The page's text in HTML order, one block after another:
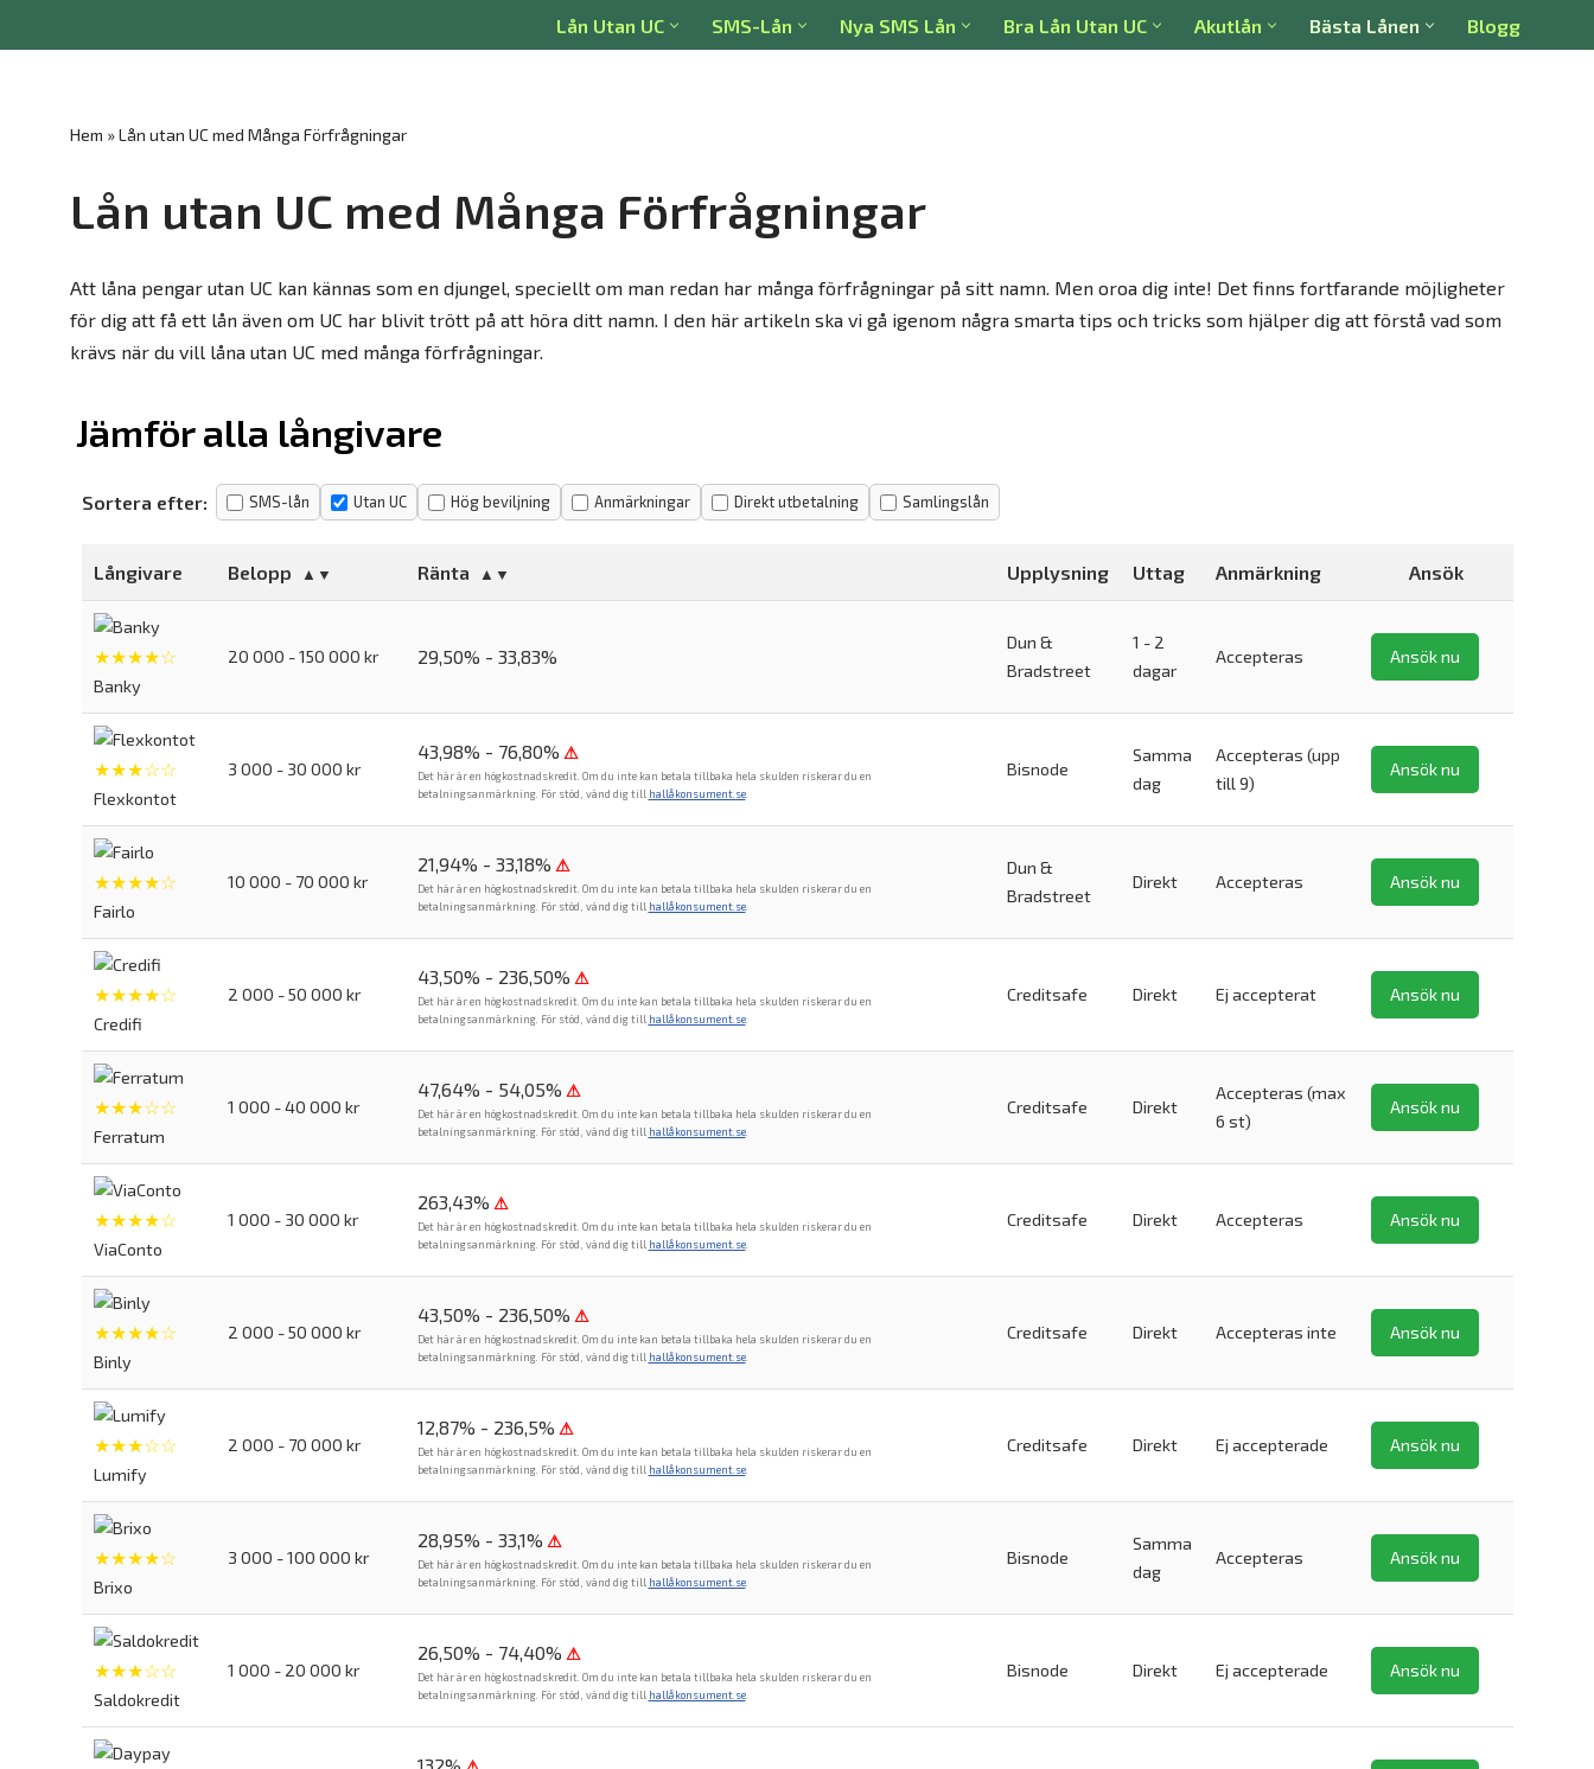
innehåll
Lån Utan UC SMS-Lån Nya SMS Lån Bra Lån Utan UC Akutlån Bästa Lånen Blogg
Hem »Lån utan UC med Många Förfrågningar
Lån utan UC med Många Förfrågningar
Att låna pengar utan UC kan kännas som en djungel, speciellt om man redan har många förfrågningar på sitt namn. Men oroa dig inte! Det finns fortfarande möjligheter
för dig att få ett lån även om UC har blivit trött på att höra ditt namn. I den här artikeln ska vi gå igenom några smarta tips och tricks som hjälper dig att förstå vad som
krävs när du vill låna utan UC med många förfrågningar.
Jämför alla långivare
Sortera efter: SMS-lån Utan UC Hög beviljning Anmärkningar Direkt utbetalning Samlingslån
Långivare Belopp Ränta Upplysning Uttag Anmärkning Ansök
★★★★☆
Banky
20 000 - 150 000 kr 29,50% - 33,83%
Dun &
Bradstreet
1 - 2
dagar
Accepteras Ansök nu
★★★☆☆
Flexkontot
3 000 - 30 000 kr
43,98% - 76,80% ⚠
Det här är en högkostnadskredit. Om du inte kan betala tillbaka hela skulden riskerar du en
betalningsanmärkning. För stöd, vänd dig till hallåkonsument.se.
Bisnode
Samma
dag
Accepteras (upp
till 9)
Ansök nu
★★★★☆
Fairlo
10 000 - 70 000 kr
21,94% - 33,18% ⚠
Det här är en högkostnadskredit. Om du inte kan betala tillbaka hela skulden riskerar du en
betalningsanmärkning. För stöd, vänd dig till hallåkonsument.se.
Dun &
Bradstreet
Direkt Accepteras Ansök nu
★★★★☆
Credifi
2 000 - 50 000 kr
43,50% - 236,50% ⚠
Det här är en högkostnadskredit. Om du inte kan betala tillbaka hela skulden riskerar du en
betalningsanmärkning. För stöd, vänd dig till hallåkonsument.se.
Creditsafe Direkt Ej accepterat Ansök nu
★★★☆☆
Ferratum
1 000 - 40 000 kr
47,64% - 54,05% ⚠
Det här är en högkostnadskredit. Om du inte kan betala tillbaka hela skulden riskerar du en
betalningsanmärkning. För stöd, vänd dig till hallåkonsument.se.
Creditsafe Direkt
Accepteras (max
6 st)
Ansök nu
★★★★☆
ViaConto
1 000 - 30 000 kr
263,43% ⚠
Det här är en högkostnadskredit. Om du inte kan betala tillbaka hela skulden riskerar du en
betalningsanmärkning. För stöd, vänd dig till hallåkonsument.se.
Creditsafe Direkt Accepteras Ansök nu
★★★★☆
Binly
2 000 - 50 000 kr
43,50% - 236,50% ⚠
Det här är en högkostnadskredit. Om du inte kan betala tillbaka hela skulden riskerar du en
betalningsanmärkning. För stöd, vänd dig till hallåkonsument.se.
Creditsafe Direkt Accepteras inte Ansök nu
★★★☆☆
Lumify
2 000 - 70 000 kr
12,87% - 236,5% ⚠
Det här är en högkostnadskredit. Om du inte kan betala tillbaka hela skulden riskerar du en
betalningsanmärkning. För stöd, vänd dig till hallåkonsument.se.
Creditsafe Direkt Ej accepterade Ansök nu
★★★★☆
Brixo
3 000 - 100 000 kr
28,95% - 33,1% ⚠
Det här är en högkostnadskredit. Om du inte kan betala tillbaka hela skulden riskerar du en
betalningsanmärkning. För stöd, vänd dig till hallåkonsument.se.
Bisnode
Samma
dag
Accepteras Ansök nu
★★★☆☆
Saldokredit
1 000 - 20 000 kr
26,50% - 74,40% ⚠
Det här är en högkostnadskredit. Om du inte kan betala tillbaka hela skulden riskerar du en
betalningsanmärkning. För stöd, vänd dig till hallåkonsument.se.
Bisnode Direkt Ej accepterade Ansök nu